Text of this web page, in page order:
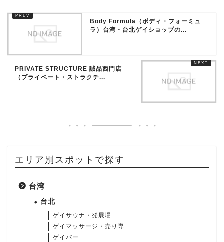
Body Formula（ボディ・フォーミュ
ラ）台湾・台北ゲイショップの...
PRIVATE STRUCTURE 誠品西門店
（プライベート・ストラクチ...
エリア別スポットで探す
台湾
台北
ゲイサウナ・発展場
ゲイマッサージ・売り専
ゲイバー